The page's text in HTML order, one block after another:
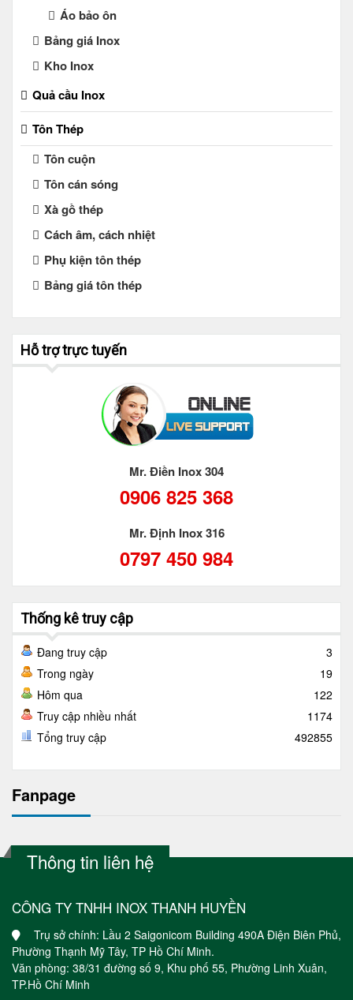
Áo bảo ôn
Bảng giá Inox
Kho Inox
Quả cầu Inox
Tôn Thép
Tôn cuộn
Tôn cán sóng
Xà gồ thép
Cách âm, cách nhiệt
Phụ kiện tôn thép
Bảng giá tôn thép
Hỗ trợ trực tuyến
Mr. Điền Inox 304
0906 825 368
Mr. Định Inox 316
0797 450 984
Thống kê truy cập
Đang truy cập
3
Trong ngày
19
Hôm qua
122
Truy cập nhiều nhất
1174
Tổng truy cập
492855
Fanpage
Thông tin liên hệ
CÔNG TY TNHH INOX THANH HUYỀN
Trụ sở chính: Lầu 2 Saigonicom Building 490A Điện Biên Phủ,
Phường Thạnh Mỹ Tây, TP Hồ Chí Minh.
Văn phòng: 38/31 đường số 9, Khu phố 55, Phường Linh Xuân,
TP.Hồ Chí Minh